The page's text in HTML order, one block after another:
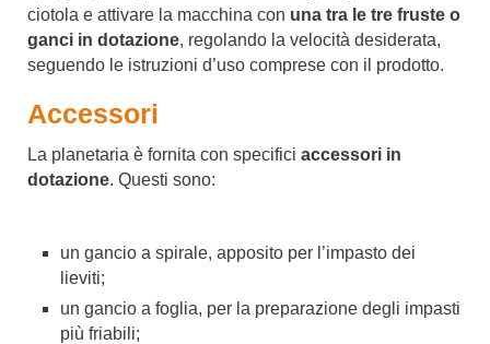
ciotola e attivare la macchina con una tra le tre fruste o
ganci in dotazione, regolando la velocità desiderata,
seguendo le istruzioni d’uso comprese con il prodotto.
Accessori
La planetaria è fornita con specifici accessori in
dotazione. Questi sono:
un gancio a spirale, apposito per l’impasto dei
lieviti;
un gancio a foglia, per la preparazione degli impasti
più friabili;